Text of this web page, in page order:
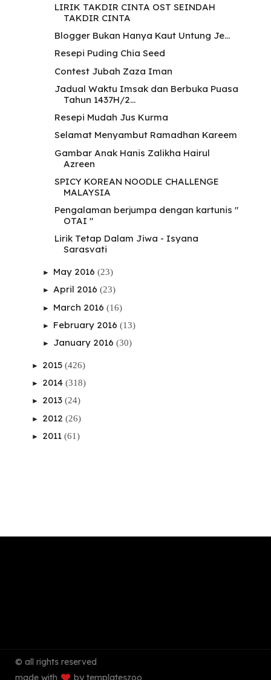
LIRIK TAKDIR CINTA OST SEINDAH
TAKDIR CINTA
Blogger Bukan Hanya Kaut Untung Je...
Resepi Puding Chia Seed
Contest Jubah Zaza Iman
Jadual Waktu Imsak dan Berbuka Puasa
Tahun 1437H/2...
Resepi Mudah Jus Kurma
Selamat Menyambut Ramadhan Kareem
Gambar Anak Hanis Zalikha Hairul
Azreen
SPICY KOREAN NOODLE CHALLENGE
MALAYSIA
Pengalaman berjumpa dengan kartunis "
OTAI "
Lirik Tetap Dalam Jiwa - Isyana
Sarasvati
► May 2016 (23)
► April 2016 (23)
► March 2016 (16)
► February 2016 (13)
► January 2016 (30)
► 2015 (426)
► 2014 (318)
► 2013 (24)
► 2012 (26)
► 2011 (61)
© all rights reserved
made with
by templateszoo